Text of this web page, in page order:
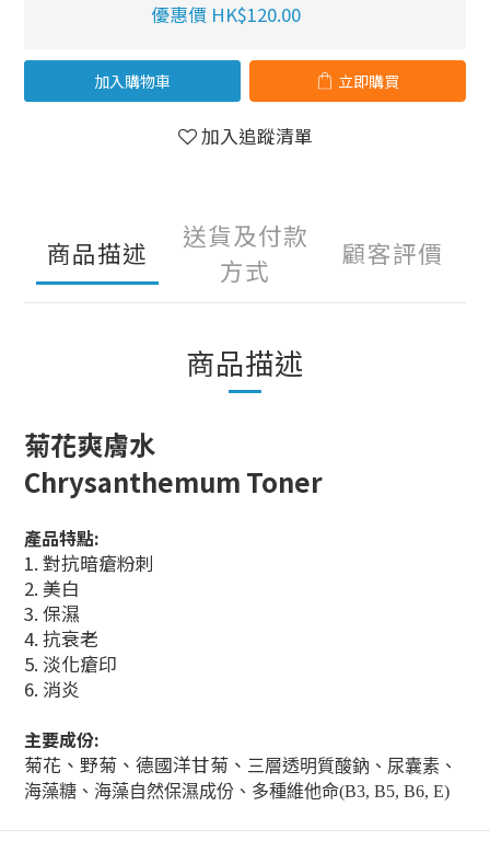
優惠價 HK$120.00
加入購物車 立即購買
加入追蹤清單
商品描述
送貨及付款
方式
顧客評價
商品描述
菊花爽膚水
Chrysanthemum Toner
產品特點:
1. 對抗暗瘡粉刺
2. 美白
3. 保濕
4. 抗衰老
5. 淡化瘡印
6. 消炎
主要成份:
菊花、野菊、德國洋甘菊、 三層透明質酸鈉、尿囊素、
海藻糖、海藻自然保濕成份、多種維他命(B3, B5, B6, E)